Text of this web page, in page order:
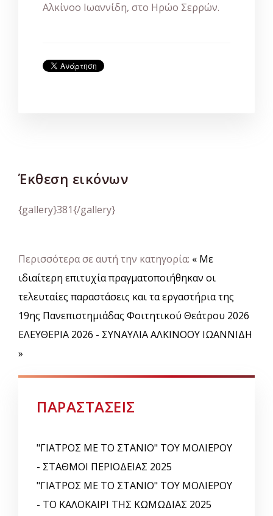
Αλκίνοο Ιωαννίδη, στο Ηρώο Σερρών.
Έκθεση εικόνων
{gallery}381{/gallery}
Περισσότερα σε αυτή την κατηγορία: « Με
ιδιαίτερη επιτυχία πραγματοποιήθηκαν οι
τελευταίες παραστάσεις και τα εργαστήρια της
19ης Πανεπιστημιάδας Φοιτητικού Θεάτρου 2026
ΕΛΕΥΘΕΡΙΑ 2026 - ΣΥΝΑΥΛΙΑ ΑΛΚΙΝΟΟΥ ΙΩΑΝΝΙΔΗ
»
ΠΑΡΑΣΤΑΣΕΙΣ
"ΓΙΑΤΡΟΣ ΜΕ ΤΟ ΣΤΑΝΙΟ" ΤΟΥ ΜΟΛΙΕΡΟΥ
- ΣΤΑΘΜΟΙ ΠΕΡΙΟΔΕΙΑΣ 2025
"ΓΙΑΤΡΟΣ ΜΕ ΤΟ ΣΤΑΝΙΟ" ΤΟΥ ΜΟΛΙΕΡΟΥ
- ΤΟ ΚΑΛΟΚΑΙΡΙ ΤΗΣ ΚΩΜΩΔΙΑΣ 2025